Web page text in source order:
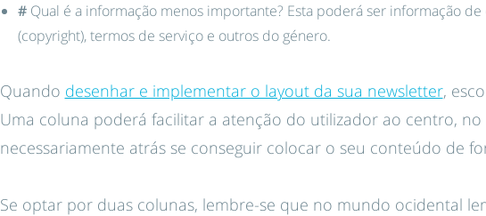
#Qual é a informação menos importante? Esta poderá ser informação
(copyright), termos de serviço e outros do género.
Quando desenhar e implementar o layout da sua newsletter,
Uma coluna poderá facilitar a atenção do utilizador ao centro,
necessariamente atrás se conseguir colocar o seu conteúdo de
Se optar por duas colunas, lembre-se que no mundo ocidental